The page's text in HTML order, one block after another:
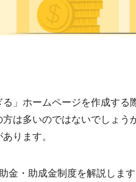
」ホームページを作成する
は多いのではないでしょう
ります。
金・助成金制度を解説します